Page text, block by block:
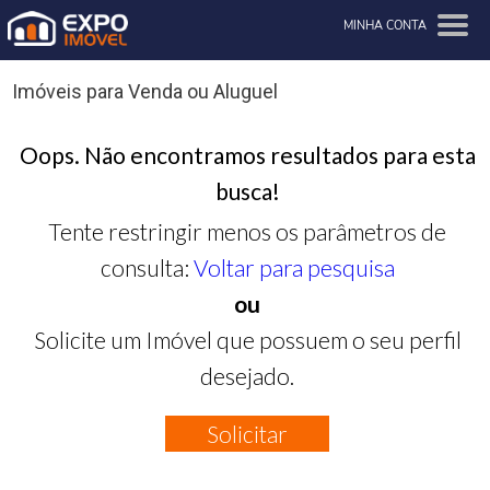
MINHA CONTA
Imóveis para Venda ou Aluguel
Oops. Não encontramos resultados para esta
busca!
Tente restringir menos os parâmetros de
consulta: Voltar para pesquisa
ou
Solicite um Imóvel que possuem o seu perfil
desejado.
Solicitar